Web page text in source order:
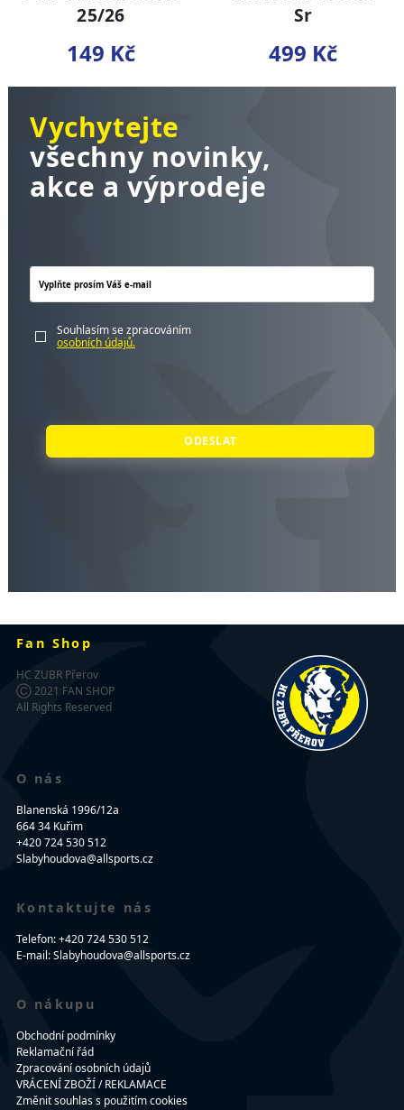
25/26
149 Kč
Sr
499 Kč
Vychytejte
všechny novinky,
akce a výprodeje
Souhlasím se zpracováním
osobních údajů.
ODESLAT
Fan Shop
HC ZUBR Přerov
Ⓒ 2021 FAN SHOP
All Rights Reserved
O nás
Blanenská 1996/12a
664 34 Kuřim
+420 724 530 512
Slabyhoudova@allsports.cz
Kontaktujte nás
Telefon: +420 724 530 512
E-mail: Slabyhoudova@allsports.cz
O nákupu
Obchodní podmínky
Reklamační řád
Zpracování osobních údajů
VRÁCENÍ ZBOŽÍ / REKLAMACE
Změnit souhlas s použitím cookies